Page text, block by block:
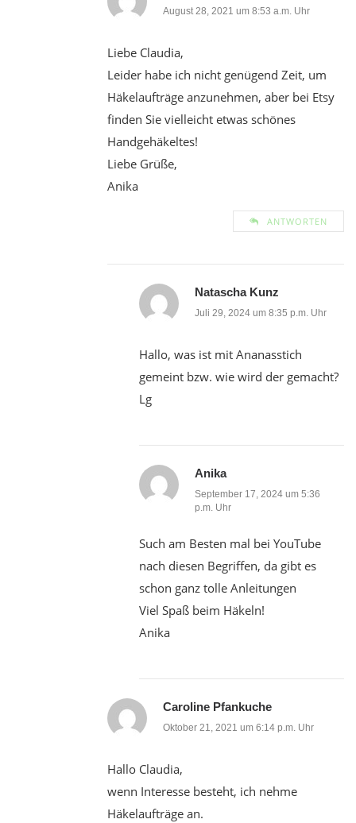
August 28, 2021 um 8:53 a.m. Uhr
Liebe Claudia,
Leider habe ich nicht genügend Zeit, um
Häkelaufträge anzunehmen, aber bei Etsy
finden Sie vielleicht etwas schönes
Handgehäkeltes!
Liebe Grüße,
Anika
ANTWORTEN
Natascha Kunz
Juli 29, 2024 um 8:35 p.m. Uhr
Hallo, was ist mit Ananasstich
gemeint bzw. wie wird der gemacht?
Lg
Anika
September 17, 2024 um 5:36
p.m. Uhr
Such am Besten mal bei YouTube
nach diesen Begriffen, da gibt es
schon ganz tolle Anleitungen
Viel Spaß beim Häkeln!
Anika
Caroline Pfankuche
Oktober 21, 2021 um 6:14 p.m. Uhr
Hallo Claudia,
wenn Interesse besteht, ich nehme
Häkelaufträge an.